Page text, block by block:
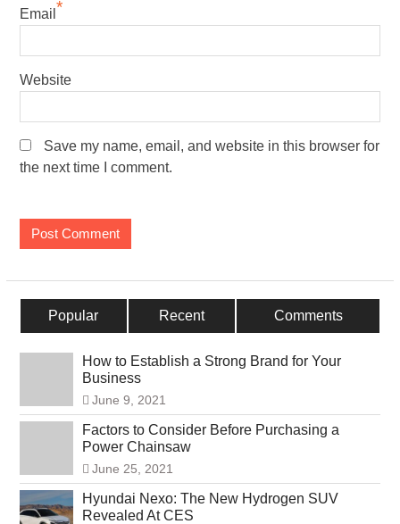
Email *
Website
Save my name, email, and website in this browser for
the next time I comment.
Popular Recent Comments
How to Establish a Strong Brand for Your
Business
June 9, 2021
Factors to Consider Before Purchasing a
Power Chainsaw
June 25, 2021
Hyundai Nexo: The New Hydrogen SUV
Revealed At CES